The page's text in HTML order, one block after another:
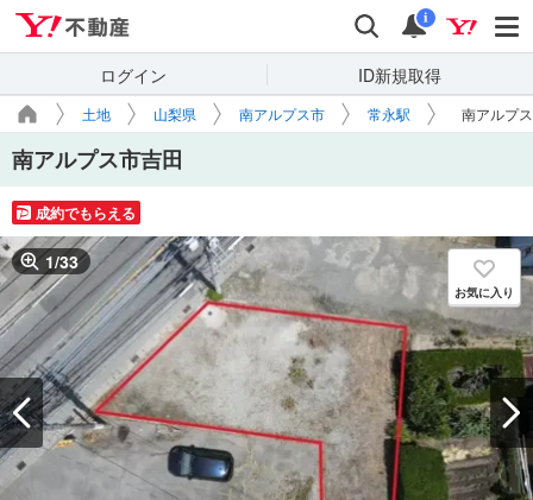
検索 通知
i
ログイン ID新規取得
土地 山梨県 南アルプス市 常永駅 南アルプ
南アルプス市吉田
成約でもらえる
1/33
お気に入り